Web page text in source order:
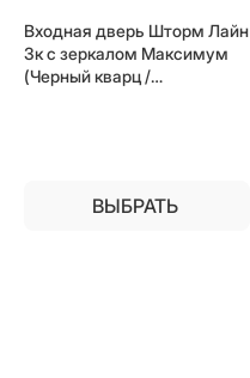
Входная дверь Шторм Лайн
3к с зеркалом Максимум
(Черный кварц /
ВЫБРАТЬ